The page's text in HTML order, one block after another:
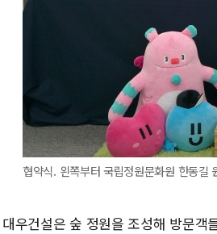
협약식. 왼쪽부터 국립정원문화원 한동길
대우건설은 숲 정원을 조성해 방문